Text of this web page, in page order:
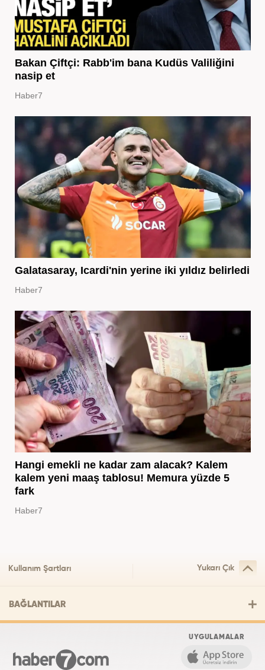
Bakan Çiftçi: Rabb'im bana Kudüs Valiliğini
nasip et
Haber7
Galatasaray, Icardi'nin yerine iki yıldız belirledi
Haber7
Hangi emekli ne kadar zam alacak? Kalem
kalem yeni maaş tablosu! Memura yüzde 5
fark
Haber7
Kullanım Şartları Yukarı Çık
BAĞLANTILAR
UYGULAMALAR